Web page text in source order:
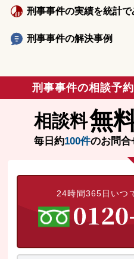
刑事事件の実績を統計で
刑事事件の解決事例
刑事事件の相談予約
相談料無
毎日約100件のお問合
24時間365日いつ